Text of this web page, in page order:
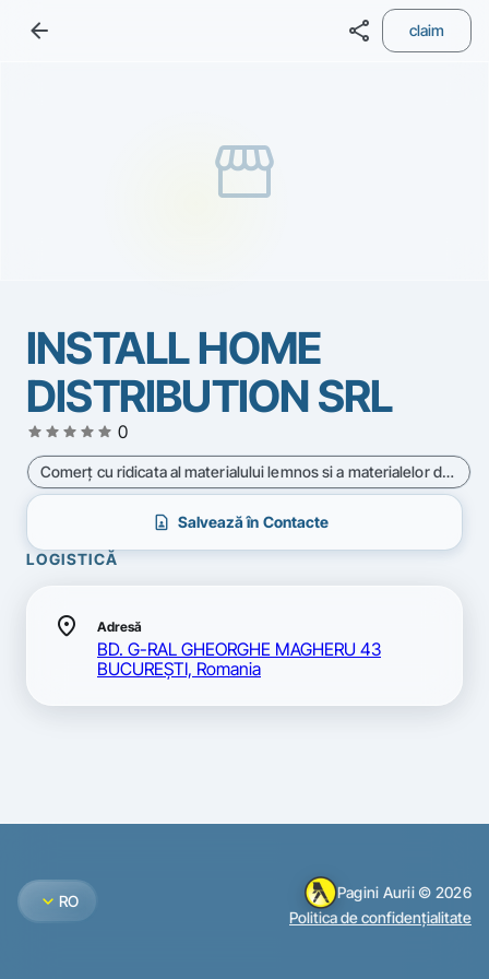
arrow_back share claim
storefront
INSTALL HOME
DISTRIBUTION SRL
star star star star star 0
Comerţ cu ridicata al materialului lemnos si a materialelor de construcţie si echipamentelor sanitare - Cod CAEN 4673
contact_page Salvează în Contacte
LOGISTICĂ
location_on Adresă
BD. G-RAL GHEORGHE MAGHERU 43
BUCUREŞTI, Romania
expand_more RO
Pagini Aurii © 2026
Politica de confidențialitate